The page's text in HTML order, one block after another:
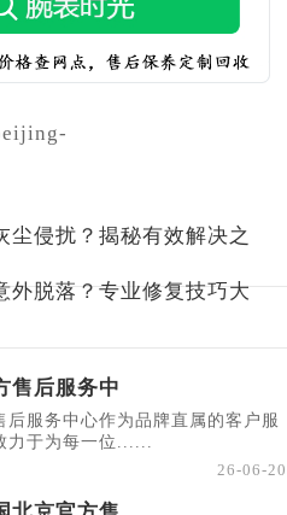
尘侵扰？揭秘有效解决之
外脱落？专业修复技巧大
售后服务中
后服务中心作为品牌直属的客户服
力于为每一位......
26-06-20